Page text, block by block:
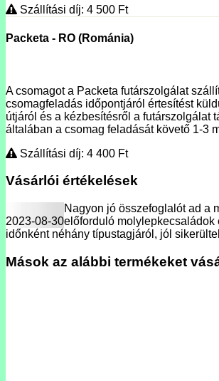
Szállítási díj: 4 500 Ft
Packeta - RO (Románia)
A csomagot a Packeta futárszolgálat
csomagfeladás időpontjáról értesítést
útjáról és a kézbesítésről a futárszolgálat
általában a csomag feladását követő 1-3
Szállítási díj: 4 400 Ft
Vásárlói értékelések
2023-08-30
Nagyon jó összefoglalót ad a
előforduló molylepkecsaládok
időnként néhány típustagjáról, jól
Mások az alábbi termékeket